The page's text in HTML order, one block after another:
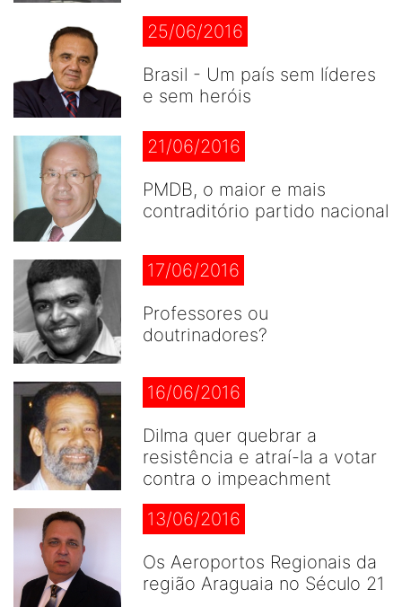
25/06/2016
Brasil - Um país sem líderes
e sem heróis
21/06/2016
PMDB, o maior e mais
contraditório partido nacional
17/06/2016
Professores ou
doutrinadores?
16/06/2016
Dilma quer quebrar a
resistência e atraí-la a votar
contra o impeachment
13/06/2016
Os Aeroportos Regionais da
região Araguaia no Século 21